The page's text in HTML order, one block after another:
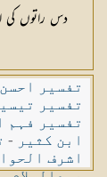
دس راتوں کی
تفسیر
تفسیر
تفسیر فہم
ابن کثیر -
اشرف